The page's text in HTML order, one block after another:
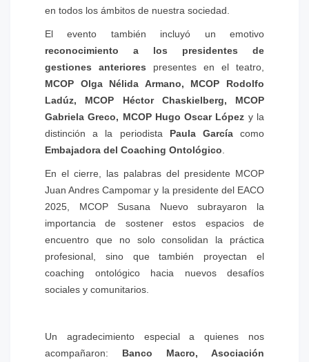
en todos los ámbitos de nuestra sociedad.
El evento también incluyó un emotivo
reconocimiento a los presidentes de
gestiones anteriores presentes en el teatro,
MCOP Olga Nélida Armano, MCOP Rodolfo
Ladúz, MCOP Héctor Chaskielberg, MCOP
Gabriela Greco, MCOP Hugo Oscar López y la
distinción a la periodista Paula Garcíacomo
Embajadora del Coaching Ontológico
En el cierre, las palabras del presidente MCOP
Juan Andres Campomar y la presidente del EACO
2025, MCOP Susana Nuevo
subrayaron la
importancia de sostener estos espacios de
encuentro que no solo consolidan la práctica
profesional, sino que también proyectan el
coaching ontológico hacia nuevos desafíos
sociales y comunitarios.
Un agradecimiento especial a quienes nos
acompañaron: Banco Macro, Asociación